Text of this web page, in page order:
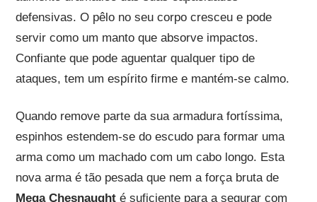
defensivas. O pêlo no seu corpo cresceu e pode
servir como um manto que absorve impactos.
Confiante que pode aguentar qualquer tipo de
ataques, tem um espírito firme e mantém-se calmo.
Quando remove parte da sua armadura fortíssima,
espinhos estendem-se do escudo para formar uma
arma como um machado com um cabo longo. Esta
nova arma é tão pesada que nem a força bruta de
Mega Chesnaughté suficiente para a segurar com